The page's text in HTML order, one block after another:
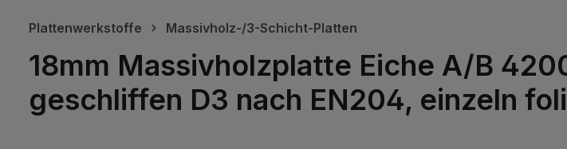
Plattenwerkstoffe Massivholz-/3-Schicht-Platten
18mm Massivholzplatte Eiche A/B
geschliffen D3 nach EN204, einzeln